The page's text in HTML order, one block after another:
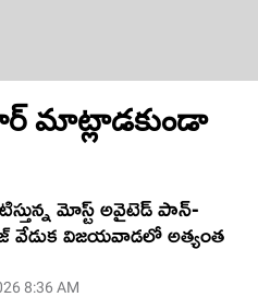
మాట్లాడ‌కుండా
మోస్ట్ అవైటెడ్ పాన్-
వేడుక విజయవాడలో అత్యంత
8:36 AM